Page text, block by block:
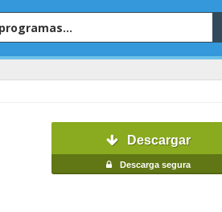
Descargar
Descarga segura